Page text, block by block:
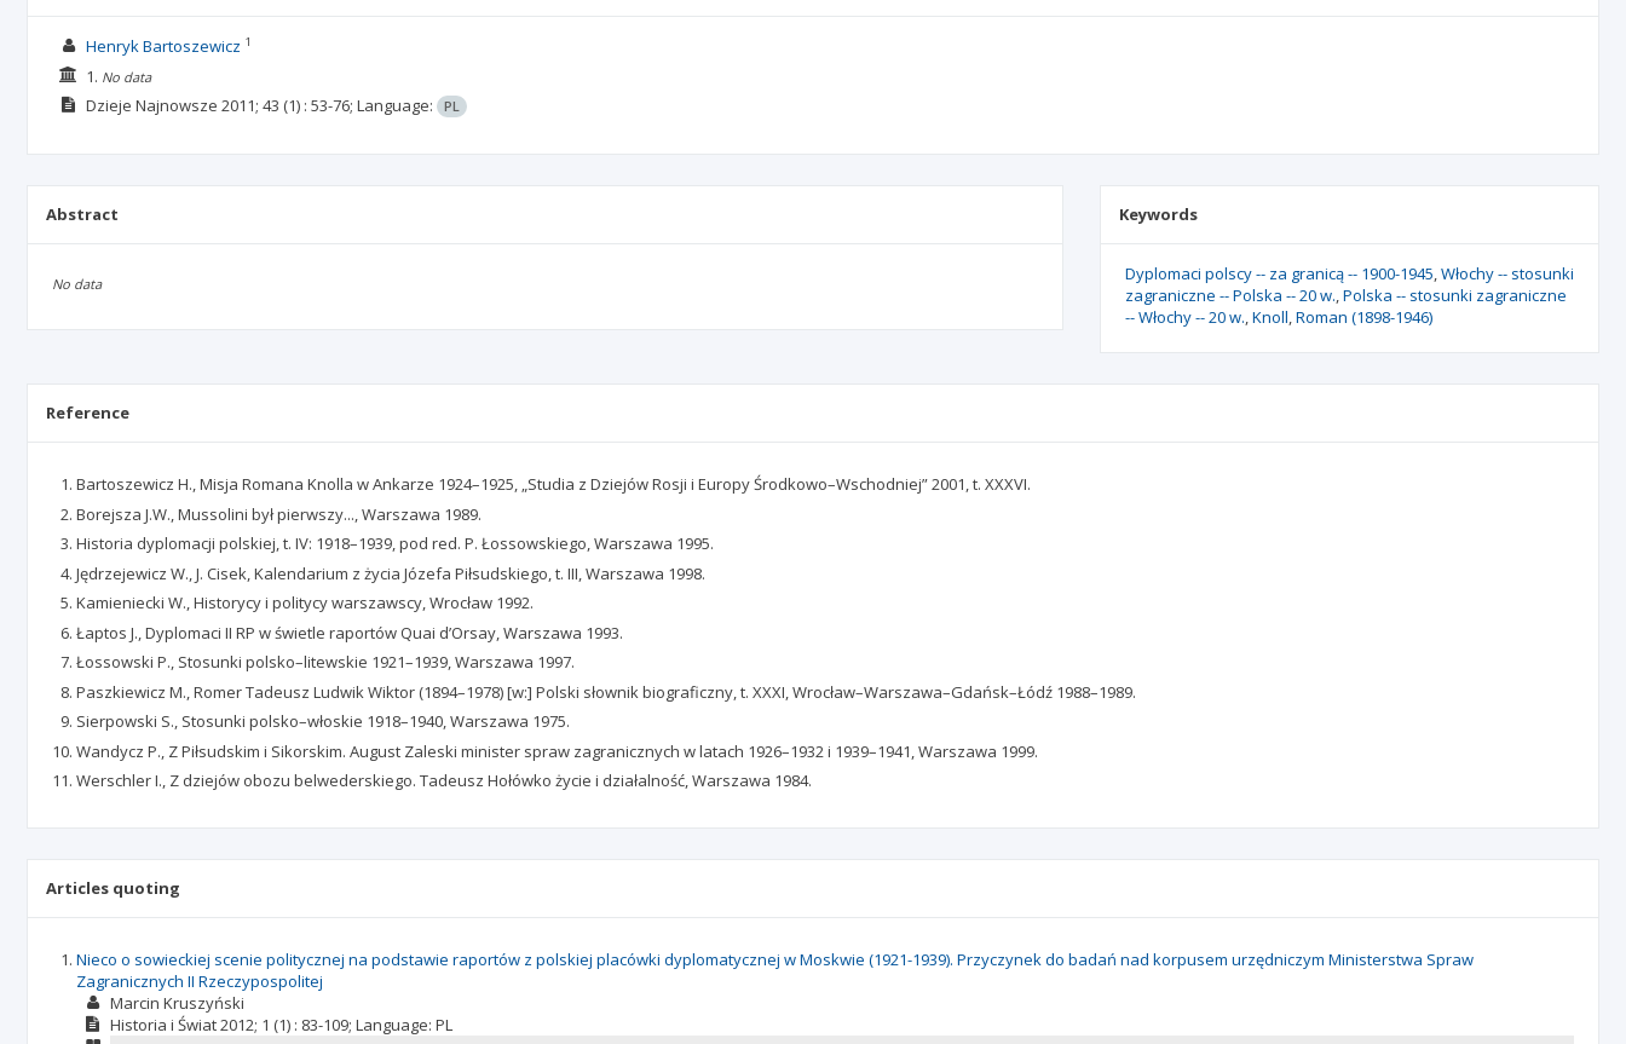
Henryk Bartoszewicz 1
1. No data
Dzieje Najnowsze 2011; 43 (1) : 53-76; Language: PL
Abstract
No data
Keywords
Dyplomaci polscy -- za granicą -- 1900-1945 Włochy -- stosunki
zagraniczne -- Polska -- 20 w. Polska -- stosunki zagraniczne
-- Włochy -- 20 w. Knoll Roman (1898-1946)
Reference
Bartoszewicz H., Misja Romana Knolla w Ankarze 1924–1925, „Studia z Dziejów Rosji i Europy Środkowo–Wschodniej” 2001, t. XXXVI.
Borejsza J.W., Mussolini był pierwszy..., Warszawa 1989.
Historia dyplomacji polskiej, t. IV: 1918–1939, pod red. P. Łossowskiego, Warszawa 1995.
Jędrzejewicz W., J. Cisek, Kalendarium z życia Józefa Piłsudskiego, t. III, Warszawa 1998.
Kamieniecki W., Historycy i politycy warszawscy, Wrocław 1992.
Łaptos J., Dyplomaci II RP w świetle raportów Quai d’Orsay, Warszawa 1993.
Łossowski P., Stosunki polsko–litewskie 1921–1939, Warszawa 1997.
Paszkiewicz M., Romer Tadeusz Ludwik Wiktor (1894–1978) [w:] Polski słownik biograficzny, t. XXXI, Wrocław–Warszawa–Gdańsk–Łódź 1988–1989.
Sierpowski S., Stosunki polsko–włoskie 1918–1940, Warszawa 1975.
Wandycz P., Z Piłsudskim i Sikorskim. August Zaleski minister spraw zagranicznych w latach 1926–1932 i 1939–1941, Warszawa 1999.
Werschler I., Z dziejów obozu belwederskiego. Tadeusz Hołówko życie i działalność, Warszawa 1984.
Articles quoting
Nieco o sowieckiej scenie politycznej na podstawie raportów z polskiej placówki dyplomatycznej w Moskwie (1921-1939). Przyczynek do badań nad korpusem urzędniczym Ministerstwa Spraw
Zagranicznych II Rzeczypospolitej
Marcin Kruszyński
Historia i Świat2012; 1 (1) : 83-109; Language: PL